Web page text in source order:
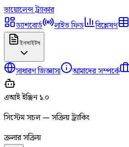
ভায়োলেন্সট্র্যাকার
ড্যাশবোর্ড
লাইভ ফিড বিশ্লেষণ
ইনসাইটস
সাধারণ জিজ্ঞাসা আমাদের সম্পর্কে
এআই ইঞ্জিন ১.০
সিস্টেম সচল — সক্রিয় ট্র্যাকিং
ক্রলার সক্রিয়